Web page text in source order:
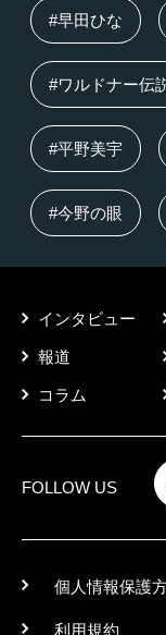
#早田ひな
#ワルドナー伝
#平野美宇
#今野の眼
インタビュー
報道
コラム
FOLLOW US
個人情報保護
利用規約